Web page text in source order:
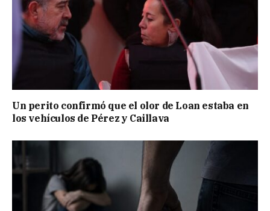
Un perito confirmó que el olor de Loan estaba en
los vehículos de Pérez y Caillava